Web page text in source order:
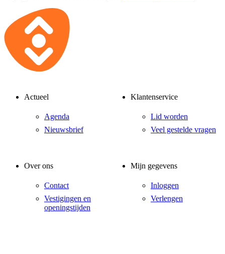
Actueel
Agenda
Nieuwsbrief
Klantenservice
Lid worden
Veel gestelde vragen
Over ons
Contact
Vestigingen en
openingstijden
Mijn gegevens
Inloggen
Verlengen